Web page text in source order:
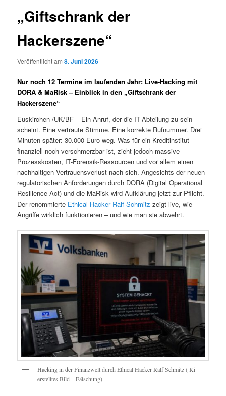
„Giftschrank der
Hackerszene“
Veröffentlicht am8. Juni 2026
Nur noch 12 Termine im laufenden Jahr: Live-Hacking mit
DORA & MaRisk – Einblick in den „Giftschrank der
Hackerszene“
Euskirchen /UK/BF – Ein Anruf, der die IT-Abteilung zu sein
scheint. Eine vertraute Stimme. Eine korrekte Rufnummer. Drei
Minuten später: 30.000 Euro weg. Was für ein Kreditinstitut
finanziell noch verschmerzbar ist, zieht jedoch massive
Prozesskosten, IT-Forensik-Ressourcen und vor allem einen
nachhaltigen Vertrauensverlust nach sich. Angesichts der neuen
regulatorischen Anforderungen durch DORA (Digital Operational
Resilience Act) und die MaRisk wird Aufklärung jetzt zur Pflicht.
Der renommierte Ethical Hacker Ralf Schmitz zeigt live, wie
Angriffe wirklich funktionieren – und wie man sie abwehrt.
Hacking in der Finanzwelt durch Ethical Hacker Ralf Schmitz ( Ki
erstelltes Bild – Fälschung)